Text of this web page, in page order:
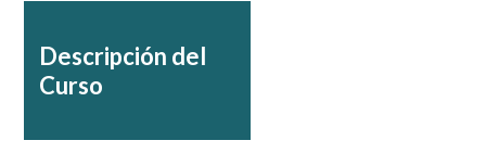
Descripción del
Curso